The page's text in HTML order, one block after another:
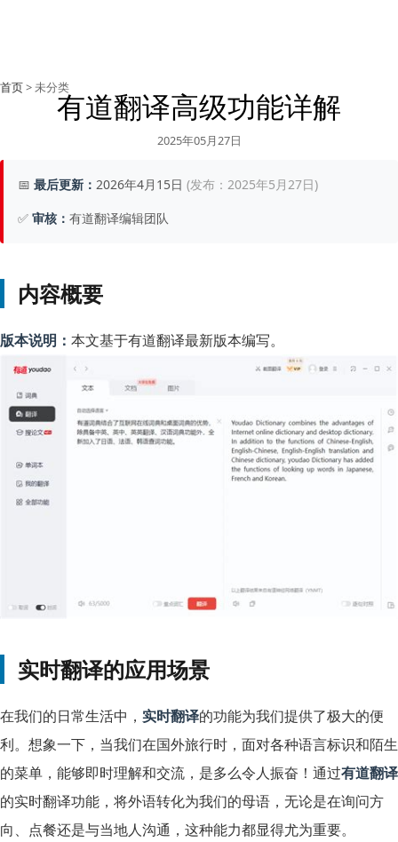
首页> 未分类有道翻译高级功能详解
2025年05月27日
📅 最后更新： 2026年4月15日 (发布：2025年5月27日)
✅ 审核： 有道翻译编辑团队
内容概要
版本说明： 本文基于有道翻译最新版本编写。
实时翻译的应用场景
在我们的日常生活中， 实时翻译的功能为我们提供了极大的便
利。想象一下，当我们在国外旅行时，面对各种语言标识和陌生
的菜单，能够即时理解和交流，是多么令人振奋！通过有道翻译
的实时翻译功能，将外语转化为我们的母语，无论是在询问方
向、点餐还是与当地人沟通，这种能力都显得尤为重要。